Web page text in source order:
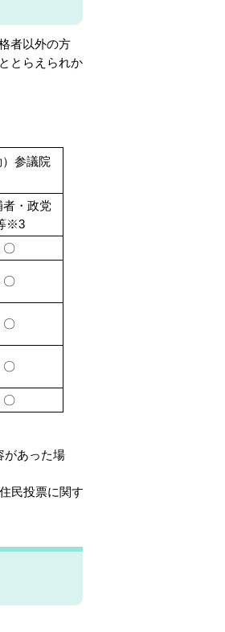
者以外の方
とらえられか
）参議院
者・政党
※3
〇
〇
〇
〇
〇
があった場
民投票に関す